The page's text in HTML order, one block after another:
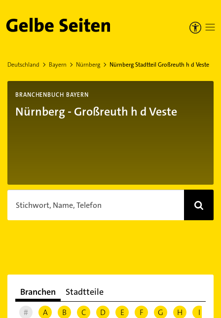
Gelbe Seiten
Deutschland Bayern Nürnberg Nürnberg Stadtteil Großreuth h d Veste
BRANCHENBUCH BAYERN
Nürnberg - Großreuth h d Veste
Stichwort, Name, Telefon
Branchen Stadtteile
# A B C D E F G H I